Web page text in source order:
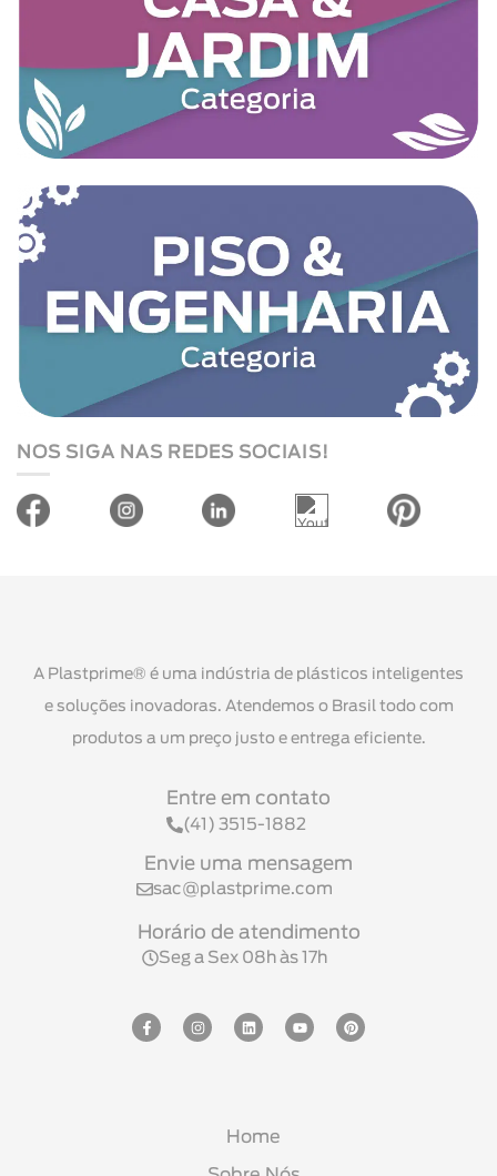
NOS SIGA NAS REDES SOCIAIS!
A Plastprime® é uma indústria de plásticos inteligentes
e soluções inovadoras. Atendemos o Brasil todo com
produtos a um preço justo e entrega eficiente.
Entre em contato
(41) 3515-1882
Envie uma mensagem
sac@plastprime.com
Horário de atendimento
Seg a Sex 08h às 17h
Home